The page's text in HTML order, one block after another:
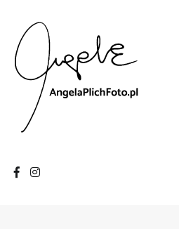
content